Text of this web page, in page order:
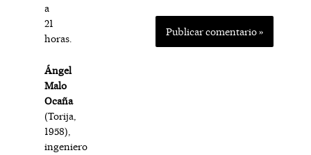
a
21
horas.
Ángel
Malo
Ocaña
(Torija,
1958),
ingeniero